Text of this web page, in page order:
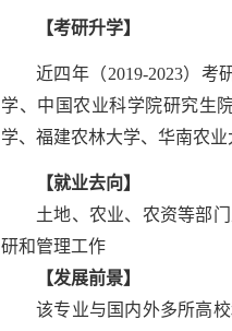
【考研升学】
近四年（2019-2023）考
学、中国农业科学院研究生
学、福建农林大学、华南农
【就业去向】
土地、农业、农资等部
研和管理工作
【发展前景】
该专业与国内外多所高